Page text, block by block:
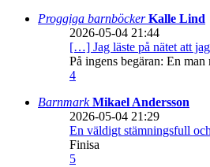
Proggiga barnböckerKalle Lind
2026-05-04 21:44
[…] Jag läste på nätet att
På ingens begäran: En
4
BarnmarkMikael Andersson
2026-05-04 21:29
En väldigt stämningsfull
Finisa
5